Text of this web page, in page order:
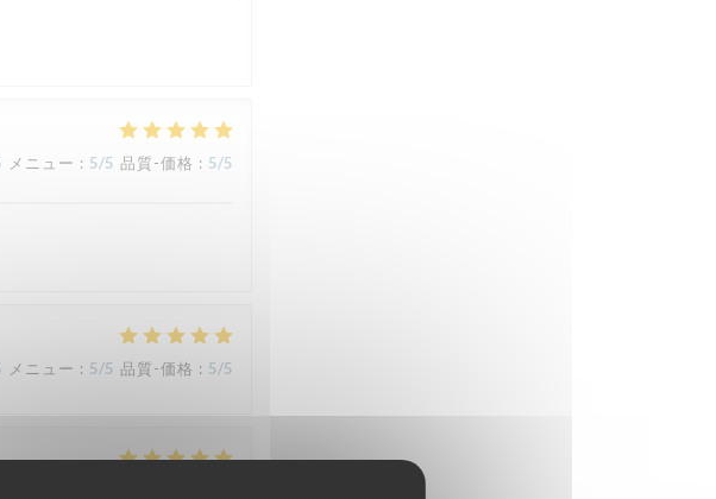
メニュー : 5/5 品質-価格 : 5/5
メニュー : 5/5 品質-価格 : 5/5